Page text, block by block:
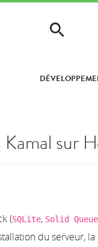
sur
(SQLite, Solid Queue
du serveur, la